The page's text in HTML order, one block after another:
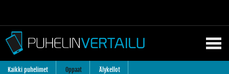
Kaikki puhelimet Oppaat Älykellot